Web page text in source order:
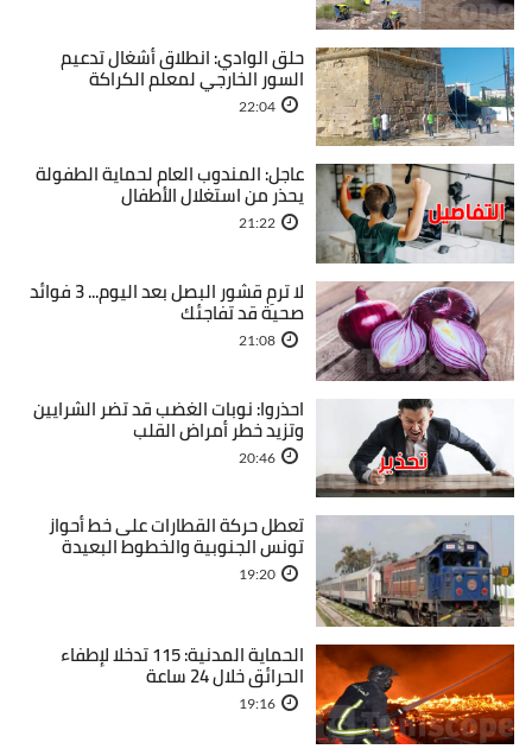
حلق الوادي: انطلاق أشغال تدعيم
السور الخارجي لمعلم الكراكة
22:04
عاجل: المندوب العام لحماية الطفولة
يحذر من استغلال الأطفال
21:22
لا ترمِ قشور البصل بعد اليوم... 3 فوائد
صحية قد تفاجئك
21:08
احذروا: نوبات الغضب قد تضر الشرايين
وتزيد خطر أمراض القلب
20:46
تعطل حركة القطارات على خط أحواز
تونس الجنوبية والخطوط البعيدة
19:20
الحماية المدنية: 115 تدخلا لإطفاء
الحرائق خلال 24 ساعة
19:16